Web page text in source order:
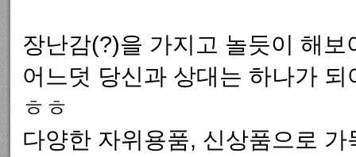
장난감(?)을 가지고 놀듯이 해보
어느덧 당신과 상대는 하나가
ㅎㅎ
다양한 자위용품, 신상품으로